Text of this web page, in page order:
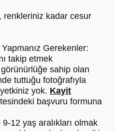
renkleriniz kadar cesur
Gerekenler:
takip etmek
sahip olan
tuttuğu fotoğrafıyla
yok. Kayit
başvuru formuna
12 yaş aralıkları olmak